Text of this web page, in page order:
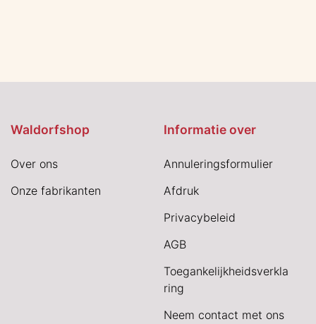
Waldorfshop
Over ons
Onze fabrikanten
Informatie over
Annuleringsformulier
Afdruk
Privacybeleid
AGB
Toegankelijkheidsverkla
ring
Neem contact met ons